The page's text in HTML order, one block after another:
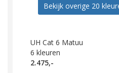
Bekijk overige 20
UH Cat 6 Matuu
6 kleuren
2.475,-